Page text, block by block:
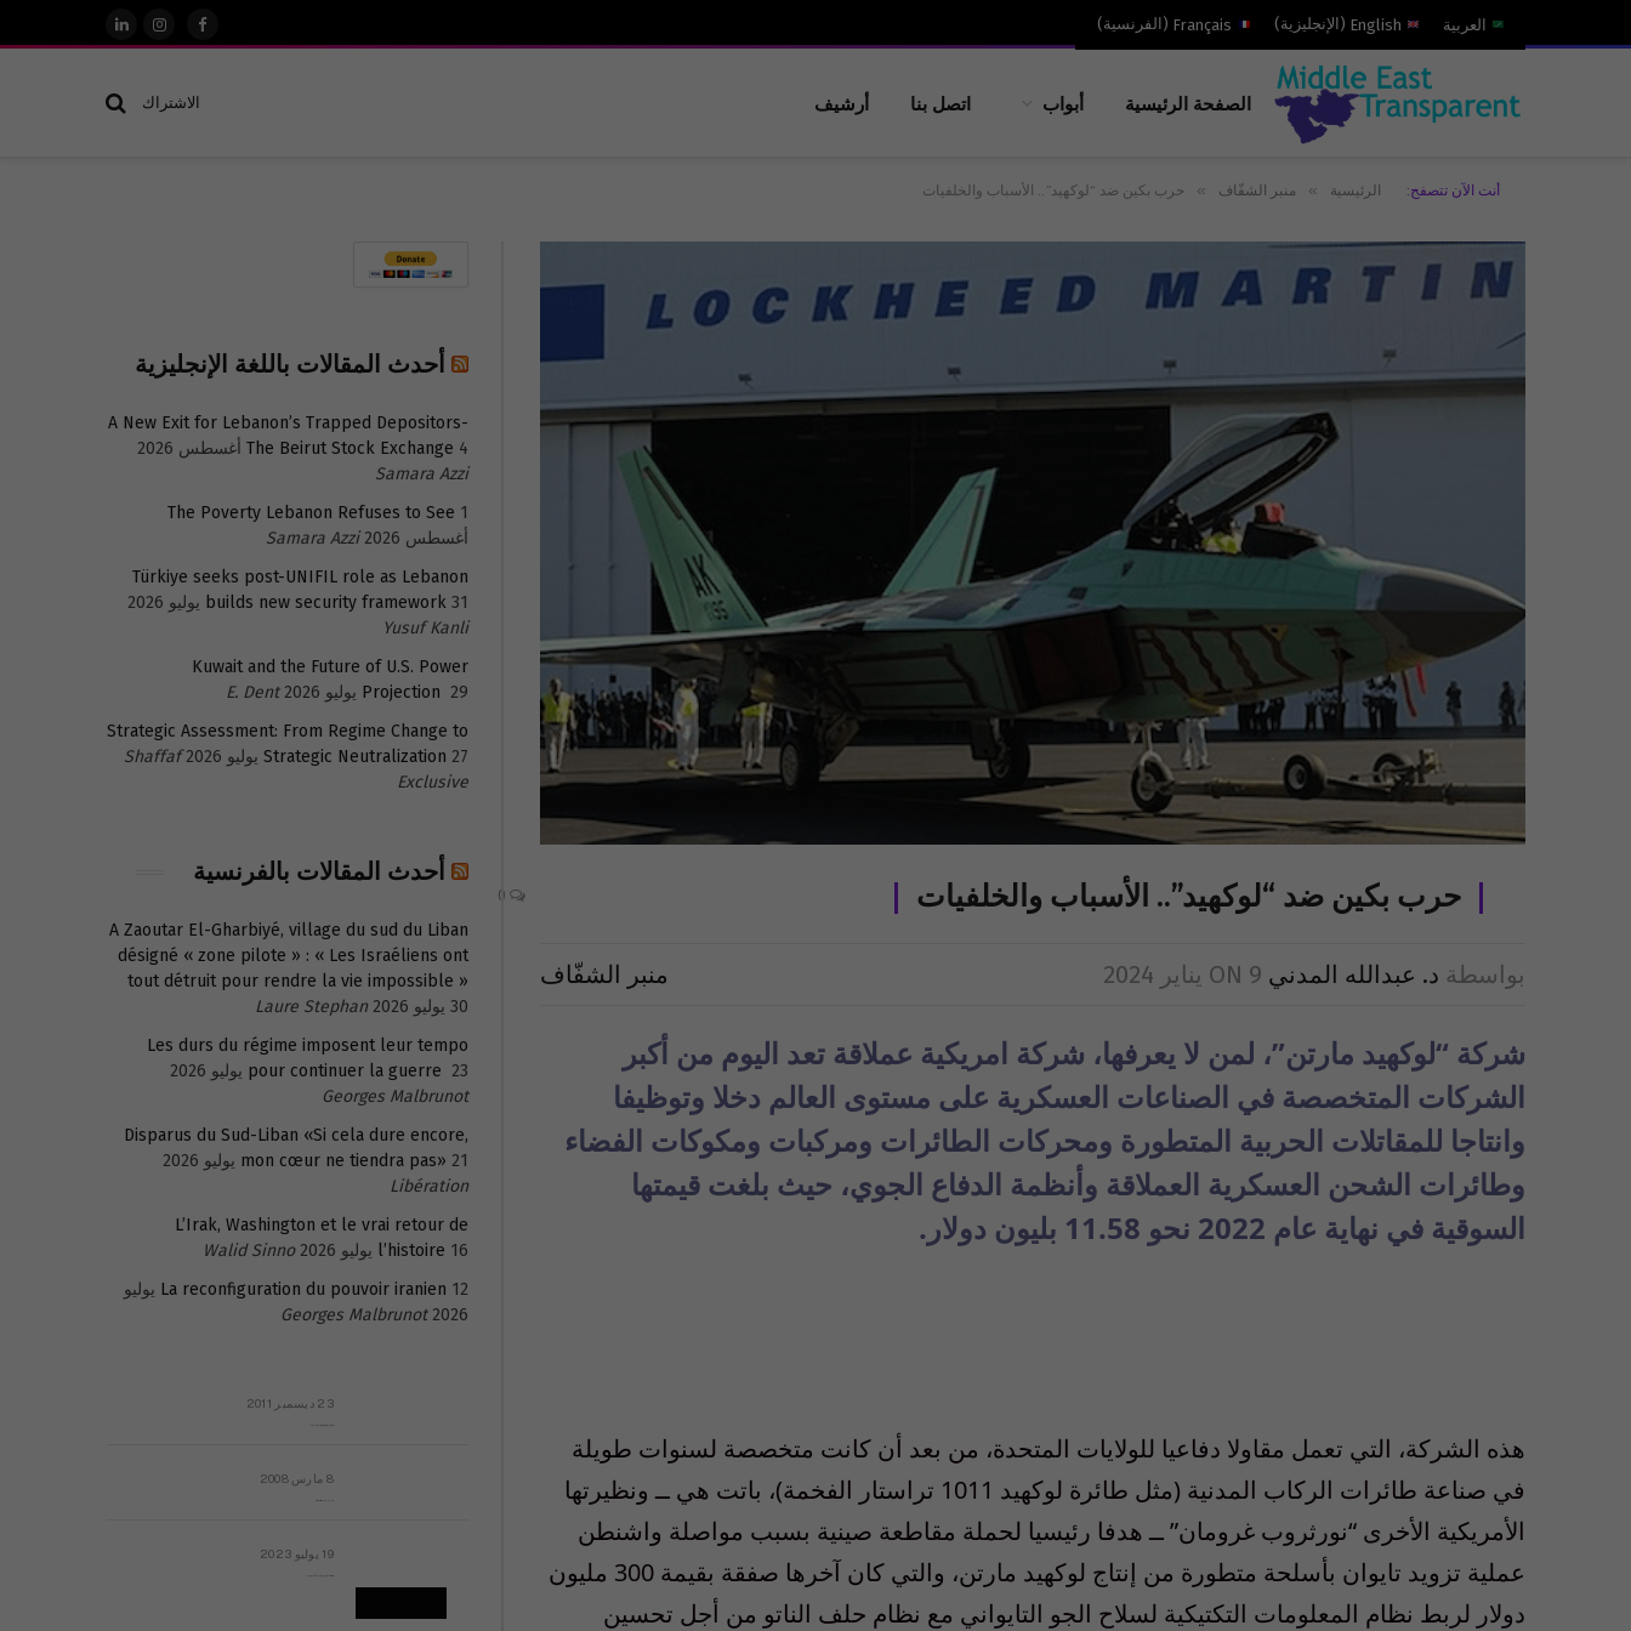
العربية English
( الإنجليزية)
Français
( الفرنسية)
فيسبوكالانستغرام
لينكدإن
الصفحة الرئيسية أبواب اتصل بنا أرشيف الاشتراك
أنت الآن تتصفح: الرئيسية » منبر الشفّاف » حرب بكين ضد “لوكهيد”.. الأسباب والخلفيات
حرب بكين ضد “لوكهيد”.. الأسباب والخلفيات
بواسطة د. عبدالله المدني ON 9 يناير 2024 منبر الشفّاف
شركة “لوكهيد مارتن”، لمن لا يعرفها، شركة امريكية عملاقة تعد اليوم من أكبر
الشركات المتخصصة في الصناعات العسكرية على مستوى العالم دخلا وتوظيفا
وانتاجا للمقاتلات الحربية المتطورة ومحركات الطائرات ومركبات ومكوكات الفضاء
وطائرات الشحن العسكرية العملاقة وأنظمة الدفاع الجوي، حيث بلغت قيمتها
السوقية في نهاية عام 2022 نحو 11.58 بليون دولار.
هذه الشركة، التي تعمل مقاولا دفاعيا للولايات المتحدة، من بعد أن كانت متخصصة لسنوات طويلة
في صناعة طائرات الركاب المدنية (مثل طائرة لوكهيد تراستار الفخمة)، باتت هي ــ ونظيرتها
الأمريكية الأخرى “نورثروب غرومان”ــ هدفا رئيسيا لحملة مقاطعة صينية بسبب مواصلة واشنطن
عملية تزويد تايوان بأسلحة متطورة من إنتاج لوكهيد مارتن، والتي كان آخرها صفقة بقيمة
مليون
دولار لربط نظام المعلومات التكتيكية لسلاح الجو التايواني مع نظام حلف الناتو من أجل تحسين
أحدث المقالات باللغة الإنجليزية
A New Exit for Lebanon’s Trapped Depositors-
The Beirut Stock Exchange 4 أغسطس 2026
Samara Azzi
The Poverty Lebanon Refuses to See 1
أغسطس 2026
Samara Azzi
Türkiye seeks post-UNIFIL role as Lebanon
builds new security framework 31 يوليو 2026
Yusuf Kanli
Kuwait and the Future of U.S. Power
Projection 29 يوليو 2026
E. Dent
Strategic Assessment: From Regime Change to
Strategic Neutralization 27 يوليو 2026
Shaffaf
Exclusive
أحدث المقالات بالفرنسية
A Zaoutar El-Gharbiyé, village du sud du Liban
désigné « zone pilote » : « Les Israéliens ont
tout détruit pour rendre la vie impossible »
30 يوليو 2026
Laure Stephan
Les durs du régime imposent leur tempo
pour continuer la guerre 23 يوليو 2026
Georges Malbrunot
Disparus du Sud-Liban «Si cela dure encore,
mon cœur ne tiendra pas» 21 يوليو 2026
Libération
L’Irak, Washington et le vrai retour de
l’histoire 16 يوليو 2026
Walid Sinno
La reconfiguration du pouvoir iranien 12 يوليو
2026
Georges Malbrunot
23 ديسمبر 2011
8 مارس 2008
19 يوليو 2023